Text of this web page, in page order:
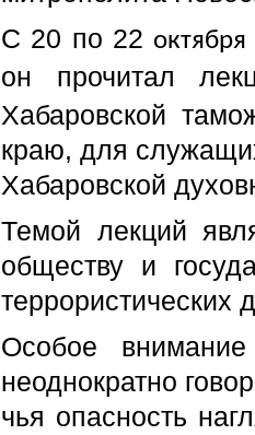
С 20 по 22 октября
он прочитал
Хабаровской
краю, для
Хабаровской
Темой лекций
обществу и
террористических
Особое
неоднократно
чья опасность